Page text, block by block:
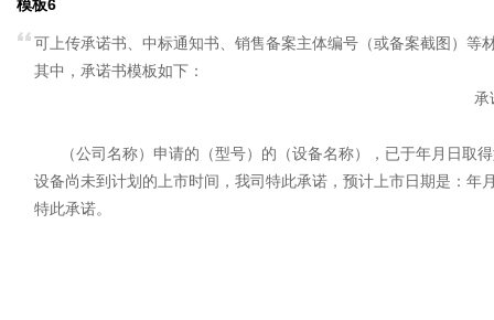
模板6
可上传承诺书、中标通知书、销售备案主体编号（或备案截图）等
其中，承诺书模板如下：
承
（公司名称）申请的（型号）的（设备名称），已于年月日取
设备尚未到计划的上市时间，我司特此承诺，预计上市日期是：年
特此承诺。